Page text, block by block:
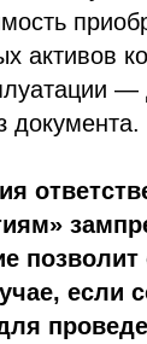
активов
документа.